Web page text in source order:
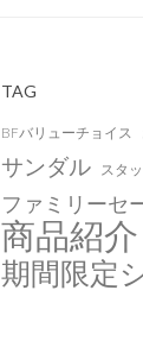
TAG
BFバリューチョイス
サンダル スタ
ファミリーセ
商品紹介
期間限定